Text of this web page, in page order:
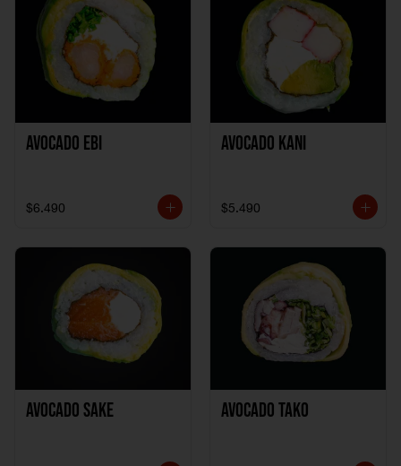
Avocado Ebi
$6.490
Avocado Kani
$5.490
Avocado Sake Avocado Tako